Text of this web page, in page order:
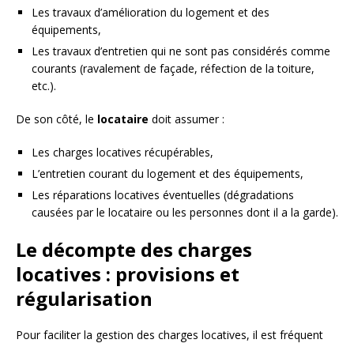
Les travaux d’amélioration du logement et des
équipements,
Les travaux d’entretien qui ne sont pas considérés comme
courants (ravalement de façade, réfection de la toiture,
etc.).
De son côté, le locataire doit assumer :
Les charges locatives récupérables,
L’entretien courant du logement et des équipements,
Les réparations locatives éventuelles (dégradations
causées par le locataire ou les personnes dont il a la garde).
Le décompte des charges
locatives : provisions et
régularisation
Pour faciliter la gestion des charges locatives, il est fréquent